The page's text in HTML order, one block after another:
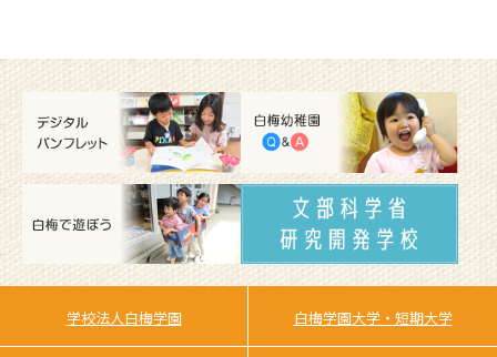
学校法人白梅学園 白梅学園大学・短期大学